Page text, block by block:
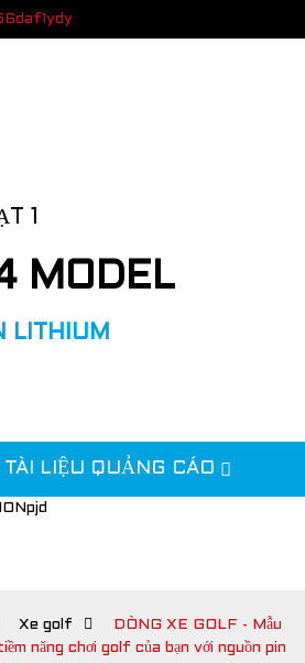
1
MODEL
LITHIUM
LIỆU QUẢNG CÁO
Xe golf
DÒNG XE GOLF - Mẫu
năng chơi golf của bạn với nguồn pin